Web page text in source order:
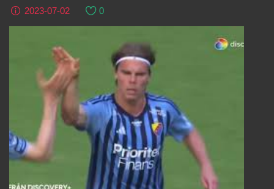
2023-07-02
0